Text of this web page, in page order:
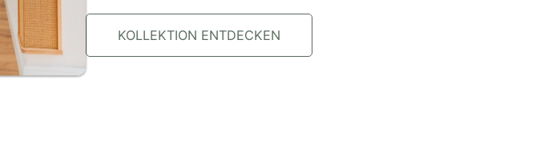
KOLLEKTION ENTDECKEN